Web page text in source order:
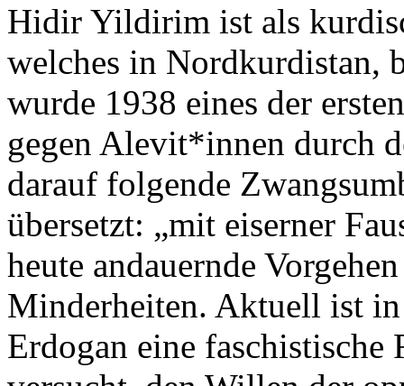
Hidir Yildirim ist als
welches in Nordkurdistan,
wurde 1938 eines der
gegen Alevit*innen durch
darauf folgende
übersetzt: „mit eiserner
heute andauernde
Minderheiten. Aktuell ist
Erdogan eine